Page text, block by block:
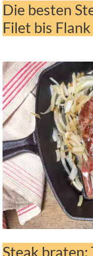
Die besten
Filet bis
Steak braten: